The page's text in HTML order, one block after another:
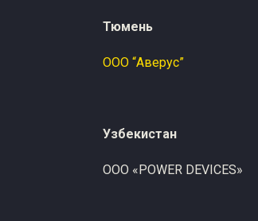
Тюмень
ООО “Аверус”
Узбекистан
ООО «POWER DEVICES»